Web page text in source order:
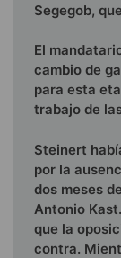
Segegob,
El
cambio de
para esta
trabajo de
Steinert
por la
dos meses
Antonio
que la
contra.